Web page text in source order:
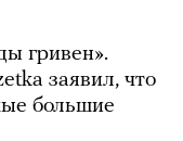
гривен».
заявил, что
большие